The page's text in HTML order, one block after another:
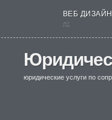
ВЕБ
nt
юридические услуги по